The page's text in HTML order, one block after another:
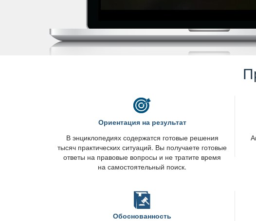
Ориентация на результат
энциклопедиях содержатся готовые решения
тысяч практических ситуаций. Вы получаете готовые
ответы на правовые вопросы и не тратите время
на самостоятельный поиск.
Обоснованность